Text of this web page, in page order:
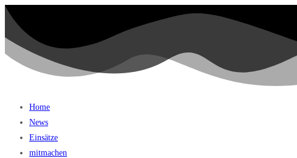
Home
News
Einsätze
mitmachen